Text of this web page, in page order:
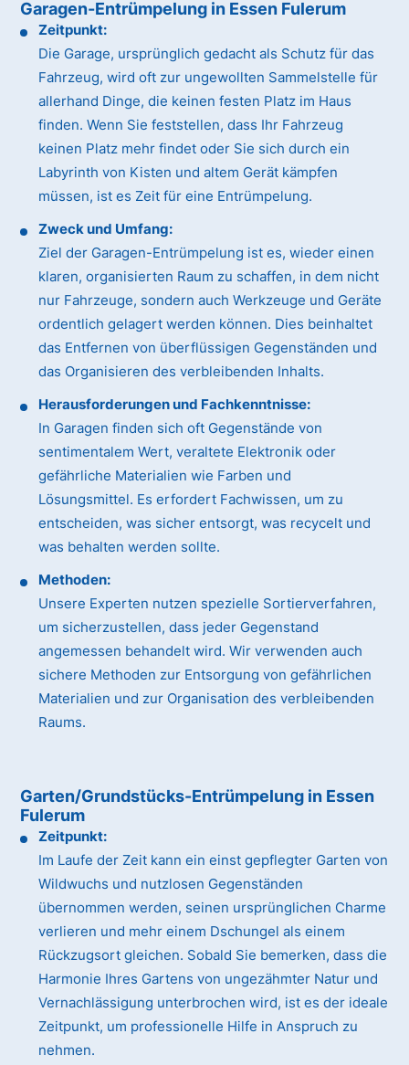
Garagen-Entrümpelung in Essen Fulerum
Zeitpunkt:
Die Garage, ursprünglich gedacht als Schutz für das
Fahrzeug, wird oft zur ungewollten Sammelstelle für
allerhand Dinge, die keinen festen Platz im Haus
finden. Wenn Sie feststellen, dass Ihr Fahrzeug
keinen Platz mehr findet oder Sie sich durch ein
Labyrinth von Kisten und altem Gerät kämpfen
müssen, ist es Zeit für eine Entrümpelung.
Zweck und Umfang:
Ziel der Garagen-Entrümpelung ist es, wieder einen
klaren, organisierten Raum zu schaffen, in dem nicht
nur Fahrzeuge, sondern auch Werkzeuge und Geräte
ordentlich gelagert werden können. Dies beinhaltet
das Entfernen von überflüssigen Gegenständen und
das Organisieren des verbleibenden Inhalts.
Herausforderungen und Fachkenntnisse:
In Garagen finden sich oft Gegenstände von
sentimentalem Wert, veraltete Elektronik oder
gefährliche Materialien wie Farben und
Lösungsmittel. Es erfordert Fachwissen, um zu
entscheiden, was sicher entsorgt, was recycelt und
was behalten werden sollte.
Methoden:
Unsere Experten nutzen spezielle Sortierverfahren,
um sicherzustellen, dass jeder Gegenstand
angemessen behandelt wird. Wir verwenden auch
sichere Methoden zur Entsorgung von gefährlichen
Materialien und zur Organisation des verbleibenden
Raums.
Garten/Grundstücks-Entrümpelung in Essen
Fulerum
Zeitpunkt:
Im Laufe der Zeit kann ein einst gepflegter Garten von
Wildwuchs und nutzlosen Gegenständen
übernommen werden, seinen ursprünglichen Charme
verlieren und mehr einem Dschungel als einem
Rückzugsort gleichen. Sobald Sie bemerken, dass die
Harmonie Ihres Gartens von ungezähmter Natur und
Vernachlässigung unterbrochen wird, ist es der ideale
Zeitpunkt, um professionelle Hilfe in Anspruch zu
nehmen.